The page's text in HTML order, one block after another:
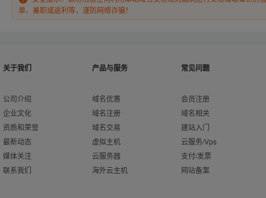
单、兼职或返利等，谨防网络诈骗！
关于我们
公司介绍
企业文化
资质和荣誉
最新动态
媒体关注
联系我们
产品与服务
域名优惠
域名注册
域名交易
虚拟主机
云服务器
海外云主机
常见问题
会员注册
域名相关
建站入门
云服务/Vps
支付/发票
网站备案